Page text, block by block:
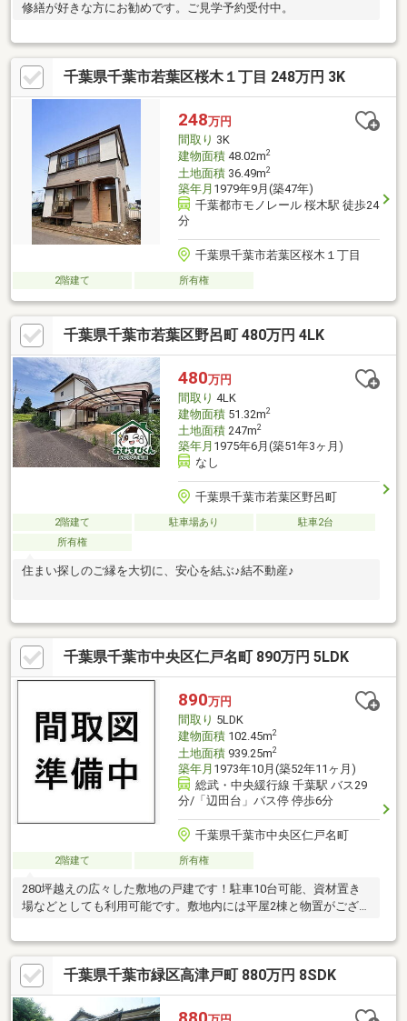
修繕が好きな方にお勧めです。ご見学予約受付中。
千葉県千葉市若葉区桜木１丁目 248万円 3K
248万円
間取り 3K
建物面積48.02m2
土地面積36.49m2
築年月 1979年9月(築47年)
千葉都市モノレール 桜木駅 徒歩24
分
千葉県千葉市若葉区桜木１丁目
2階建て 所有権
千葉県千葉市若葉区野呂町 480万円 4LK
480万円
間取り 4LK
建物面積51.32m2
土地面積247m2
築年月 1975年6月(築51年3ヶ月)
なし
千葉県千葉市若葉区野呂町
2階建て 駐車場あり
駐車2台
所有権
住まい探しのご縁を大切に、安心を結ぶ♪結不動産♪
千葉県千葉市中央区仁戸名町 890万円 5LDK
890万円
間取り 5LDK
建物面積102.45m2
土地面積939.25m2
築年月 1973年10月(築52年11ヶ月)
総武・中央緩行線 千葉駅 バス29
分/「辺田台」バス停 停歩6分
千葉県千葉市中央区仁戸名町
2階建て 所有権
280坪越えの広々した敷地の戸建です！駐車10台可能、資材置き
場などとしても利用可能です。敷地内には平屋2棟と物置がござい
千葉県千葉市緑区高津戸町 880万円 8SDK